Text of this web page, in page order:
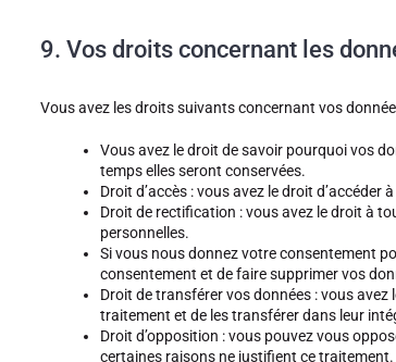
9. Vos droits concernant les
Vous avez les droits suivants concernant vos
Vous avez le droit de savoir pourquoi vos
temps elles seront conservées.
Droit d’accès : vous avez le droit
Droit de rectification : vous avez le droit à
personnelles.
Si vous nous donnez votre consentement
consentement et de faire supprimer vos
Droit de transférer vos données : vous
traitement et de les transférer dans leur
Droit d’opposition : vous pouvez vous
certaines raisons ne justifient ce traitement.